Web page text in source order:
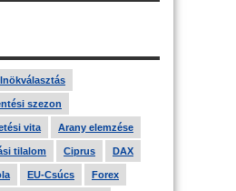
szezon
vita Arany elemzése
tilalom Ciprus DAX
EU-Csúcs Forex